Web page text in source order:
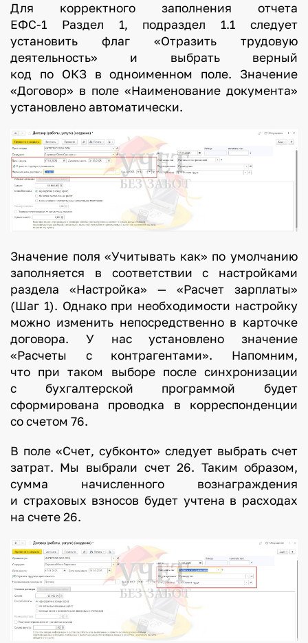
Для корректного заполнения отчета
ЕФС-1 Раздел 1, подраздел 1.1 следует
установить флаг «Отразить трудовую
деятельность» и выбрать верный
код по ОКЗ в одноименном поле. Значение
«Договор» в поле «Наименование документа»
установлено автоматически.
Значение поля «Учитывать как» по умолчанию
заполняется в соответствии с настройками
раздела «Настройка» — «Расчет зарплаты»
(Шаг 1). Однако при необходимости настройку
можно изменить непосредственно в карточке
договора. У нас установлено значение
«Расчеты с контрагентами». Напомним,
что при таком выборе после синхронизации
с бухгалтерской программой будет
сформирована проводка в корреспонденции
со счетом 76.
В поле «Счет, субконто» следует выбрать счет
затрат. Мы выбрали счет 26. Таким образом,
сумма начисленного вознаграждения
и страховых взносов будет учтена в расходах
на счете 26.